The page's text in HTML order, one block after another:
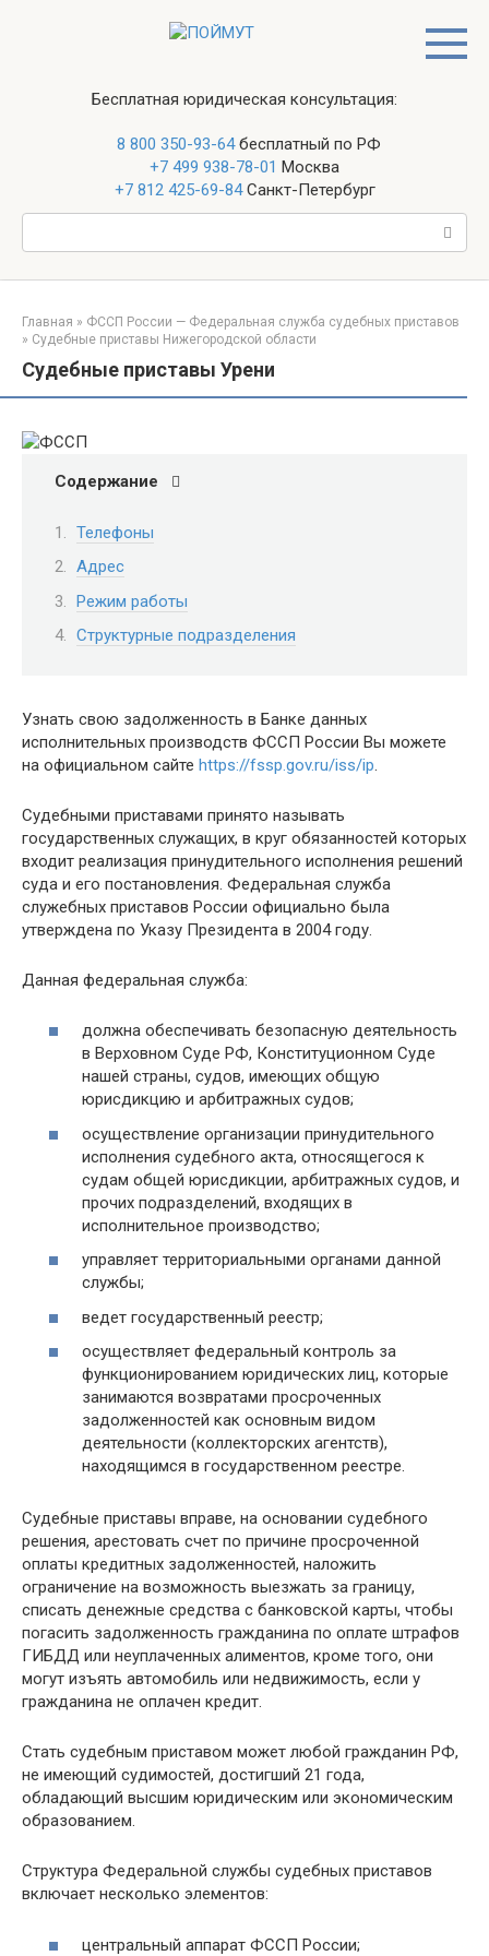
Бесплатная юридическая консультация:
8 800 350-93-64бесплатный по РФ
+7 499 938-78-01 Москва
+7 812 425-69-84Санкт-Петербург
Главная » ФССП России — Федеральная служба судебных приставов
» Судебные приставы Нижегородской области
Судебные приставы Урени
Содержание
Телефоны
Адрес
Режим работы
Структурные подразделения
Узнать свою задолженность в Банке данных
исполнительных производств ФССП России Вы можете
на официальном сайте https://fssp.gov.ru/iss/ip
Судебными приставами принято называть
государственных служащих, в круг обязанностей которых
входит реализация принудительного исполнения решений
суда и его постановления. Федеральная служба
служебных приставов России официально была
утверждена по Указу Президента в 2004 году.
Данная федеральная служба:
должна обеспечивать безопасную деятельность
в Верховном Суде РФ, Конституционном Суде
нашей страны, судов, имеющих общую
юрисдикцию и арбитражных судов;
осуществление организации принудительного
исполнения судебного акта, относящегося к
судам общей юрисдикции, арбитражных судов, и
прочих подразделений, входящих в
исполнительное производство;
управляет территориальными органами данной
службы;
ведет государственный реестр;
осуществляет федеральный контроль за
функционированием юридических лиц, которые
занимаются возвратами просроченных
задолженностей как основным видом
деятельности (коллекторских агентств),
находящимся в государственном реестре.
Судебные приставы вправе, на основании судебного
решения, арестовать счет по причине просроченной
оплаты кредитных задолженностей, наложить
ограничение на возможность выезжать за границу,
списать денежные средства с банковской карты, чтобы
погасить задолженность гражданина по оплате штрафов
ГИБДД или неуплаченных алиментов, кроме того, они
могут изъять автомобиль или недвижимость, если у
гражданина не оплачен кредит.
Стать судебным приставом может любой гражданин РФ,
не имеющий судимостей, достигший 21 года,
обладающий высшим юридическим или экономическим
образованием.
Структура Федеральной службы судебных приставов
включает несколько элементов:
центральный аппарат ФССП России;